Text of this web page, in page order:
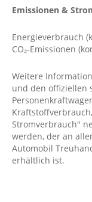
Emissionen &
Energieverbrauch
CO₂-Emissionen
Weitere
und den offiziellen
Stromverbrauch"
werden, der an
Automobil
erhältlich ist.